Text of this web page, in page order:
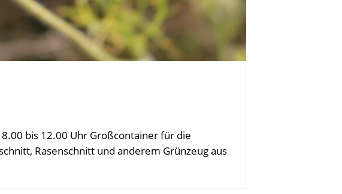
bis 12.00 Uhr Großcontainer für die
Rasenschnitt und anderem Grünzeug aus